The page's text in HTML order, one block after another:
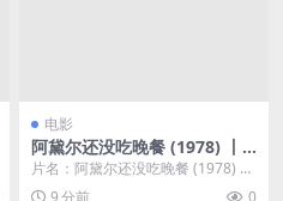
电影
阿黛尔还没吃晚餐 (1978) 丨
米哈乌·多科罗曼斯基 / 米洛斯
·科佩基主演丨喜剧 / 科幻丨豆
片名：阿黛尔还没吃晚餐 (1978) 丨
米哈乌·多科罗曼斯基 / 米洛斯·科佩